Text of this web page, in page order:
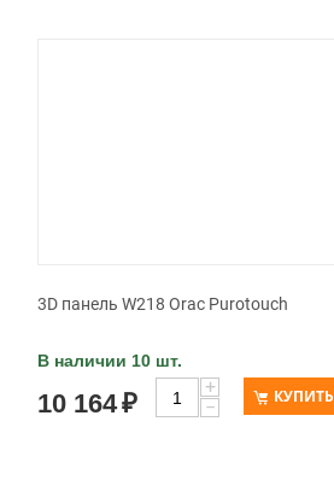
3D панель W218 Orac Purotouch
В наличии 10 шт.
10 164₽
+
−
КУПИТЬ